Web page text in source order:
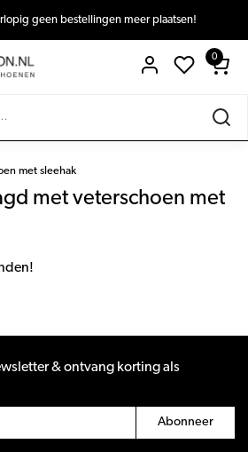
geen bestellingen meer plaatsen!
0
met sleehak
met veterschoen met
& ontvang korting als
Abonneer